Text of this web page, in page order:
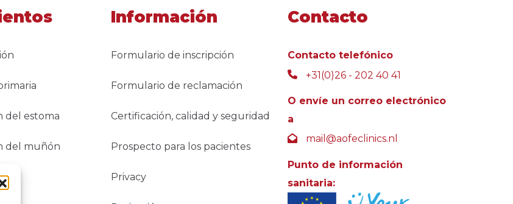
del estoma
del muñón
Información
Formulario de inscripción
Formulario de reclamación
Certificación, calidad y seguridad
Prospecto para los pacientes
Privacy
Contacto
Contacto telefónico
+31(0)26 - 202 40 41
O envíe un correo electrónico
a
mail@aofeclinics.nl
Punto de información
sanitaria: